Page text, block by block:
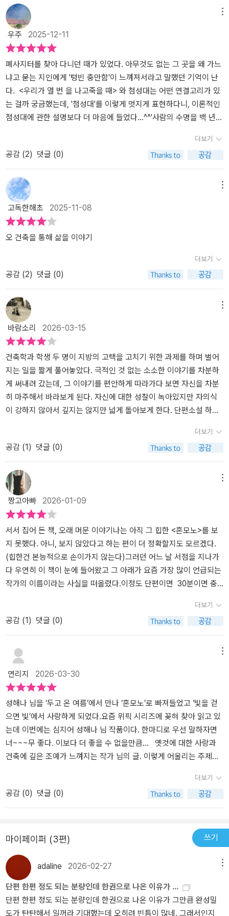
행하는 인물은 또 없었으니 시선이 갈 수 밖에 없었다. 2년 동안 공부
한 자신보다 시선이 잽싸고 날카로운 상대라 궁금증이 차고 넘치지만
선뜻 손내미는게 어려운 재서. 비슷한 듯 다르게 놓여있는 인물이 하
나의 주제를 두고 다르게 보는 관점은 이야기가 시작 될 즈음 부터 나
란히 놓여지고 있다.스캐치업을 하는 과정에서 수작업과 캐드와 3D
프로그램의 대립. 이는 속도전의 차이로도 보여진다. 어딘가 모르게
준비 과정부터 복잡할 수 있는 답답함을 가진 재서와 빠르고 명확한
이본의 차이. 마주한 관점은 그대로 고택으로 시선이 옮겨진다. 고택
의 보수와 재건의 차이. 구조적과 비효율과 안전상의 문제를 제시하
사항과 복원과 보존에 중점을 두라는 교수의 권고를 무시 할 수 없는
재서에겐 현실은 맞지만 실정은 그러지 못하는 심상의 대립도 함께
보여준다. '짓다'는 의미에 우린 여러가지를 덧붙일 수 있다. 대표적인
동사의 개념으로 재료를 들여 지어낼 수 있겠지만, 작고한 정연씨의
부친이 만든 공간을 '깁다'의 방언적 의미인 짓다로 의미를 추가하여
떨어지거나 해어진 곳을 꿰매는 식으로 해석 할 수도 있겠다. 후자가
문 교수가 두 학생에게 바라는 짓다의 속뜻이라 생각을 해봤다.📖그
렇게 시작했는데 막상 해보니까 그 오기가 애정의 동의어 같기도 하
하는 자신과 상대에 대한 다름의 이해. 내 뜻대로 안 될 때는 화도 나
는데 그래도 될때까지 해보면 언젠가 뭐라도 되어 있는게 좋은 이와
아직까지 근본적인 물음에 명확한 답을 내리지 못하고 이마저도 주저
하게되는 이의 시선. ​우리가 열 번을 나고 죽어야 비로소 천 년이 흐른
다는데 둘이 마주한 탑은 그보다 더 긴 세월을 버텨주었으니 흔들리
기도 하고 기울어지는 것의 당연함과 대견함을 이야기하는 해설사님
의 이야기를 떠올려본다. 묵직하게 한 곳에 박혀있는 석축도 갖은 시
련이 오기 마련인데 사람이라고 그러한 휘둘림이 없겠냐는 숨겨진 말
을 찾아내며 건물을 짓는 일 만큼이나 한 사람의 세상을 지어내는 일
이 얼마나 지난한 공이 들었는지 감히 가늠해보게된다. 우리가 열 번
을 나고 죽을 때 비로소 그 공수에 대한 노고를 완벽하게 이해하게 되
겠지.(하루아침에 안다면 얼마나 좋을까!)​
열 번을 나고 죽을 때>는 길이는 짧지만 여운은 긴 소설이다. 이야기
자체는 건축학과 학생인 재서와 이본이 여름방학 동안 수리가 필요한
고택의 설계도를 완성하는 과제를 수행하는 과정인데, 그 안에 건축
에 대한 이야기도 있고 전통에 대한 이야기도 있고 자연에 대한 이야
기도 있고 관계에 대한 이야기도 있어서 다채롭다. 건축을 소재로 한
소설이고 여름이 배경이라는 점에서 마쓰이에 마사시의 소설 <여름
은 오래 그곳에 남아>가 떠오르기도 했다. 경주라는 지역이 가지고
있는 시간성과 공간성이 잘 녹아 있는 작품으로도 오랫동안 기억하게
될 것 같다.
우주 2025-12-11
폐사지터를 찾아 다니던 때가 있었다. 아무것도 없는 그 곳을 왜 가느
냐고 묻는 지인에게 '텅빈 충만함'이 느껴져서라고 말했던 기억이 난
다. <우리가 열 번 을 나고죽을 때> 와 첨성대는 어떤 연결고리가 있
는 걸까 궁금했는데, '첨성대'를 이렇게 멋지게 표현하다니, 이론적인
첨성대에 관한 설명보다 더 마음에 들었다...^^'사람의 수명을 백 년이
니다.참으로 아득한 세월이지요? 이 탑은 그보다 더 긴 세월을 버텨주
었어요. 흔들리기도 하고 기울어지기도 하면서요 대견하지 않습니
까? 재건이나 복원을 거치지 않은 유일한 건축물은 첨성대뿐이라고
부연하며(...)'/88쪽아주아주 짧은 소설이다. '첨성대'를 놓고 이야기
를 만들어 낸. 그런데 건축이 담겨 있고, 세월(시간)이 녹아 있다. '경
주'라는 도시는 경주(競走) 라는 뜻도 품고 있었다는. 과학적인 결과
물로만 첨성대를 바라보지 않는 시선이 좋았고, 건축에 관한 이야기
를 통해 높이높이 낡은 건물을 무조건 사라지게 만드는 것들에 대해
려움은 건축가보다 공간에 정주하는 사람들이 더 잘 알아. 건축이란
건 설계도 안에서만 이뤄지는 게 아니라 항상 그 바깥에서 이뤄지니
까.정면으로 부딪혀야 할 때도 있지만 타협할 때도 있고 경청해야 할
때도 있는 거야'/101쪽첨성대를 이야기하기 위해 건축이란 소재가 이
야기속으로 들어온 듯 하다. 건축에 대해 아는 바가 거의 없는 1人인
데, 얼마전 정말 독특한 카페를 찾았더랬다. 평범함 속에 어떤 특별함
을 만들어낸 외관이라고 해야 할까.. 독특한 건물의 카페라는 지인의
말을 듣고 따라갔다가, 홀딱 반했다. 특별한 기교가 없는 듯한데, 분명
기교가 보이고 낮에 방문할 때와 방문할 때 또 다른 공간.. 카페 실내
로 들어와서도, 밖과 전혀 다른 느낌이라 놀랐던 기억.. 카페 밖의 모
습만 보면, 안의 모습이 어떠한 모습일지 상상할 수 조차 없었다. 그런
데 밖에서 이미 안의 모습까지 그려진 것이 아닐까 싶었다. <우리가
서,첨성대를 찬찬히 올려다 보며 상상을 하고 싶어졌다. 첨성대와 이
야기가 만나 재미난 결과물이 나올수 있다는 사실이 놀라웠다. 이야
기는 얼마나 매력적인 도구인지에 대해 새삼 놀랐다는~^^
더보기
공감 (2) 댓글 (0)
고독한해초 2025-11-08
오 건축을 통해 삶을 이야기
더보기
공감 (2) 댓글 (0)
바람소리 2026-03-15
건축학과 학생 두 명이 지방의 고택을 고치기 위한 과제를 하며 벌어
지는 일을 짧게 풀어놓았다. 극적인 것 없는 소소한 이야기를 차분하
게 써내려 갔는데, 그 이야기를 편안하게 따라가다 보면 자신을 차분
히 마주해서 바라보게 된다. 자신에 대한 성찰이 녹아있지만 자의식
이 강하지 않아서 깊지는 않지만 넓게 돌아보게 한다. 단편소설 하나
더보기
공감 (1) 댓글 (0)
짱고아빠 2026-01-09
서서 집어 든 책, 오래 머문 이야기나는 아직 그 힙한 <혼모노>를 보
지 못했다. 아니, 보지 않았다고 하는 편이 더 정확할지도 모르겠다.
(힙한건 본능적으로 손이가지 않는다)그러던 어느 날 서점을 지나가
다 우연히 이 책이 눈에 들어왔고 그 아래가 요즘 가장 많이 언급되는
작가의 이름이라는 사실을 떠올렸다.이정도 단편이면 30분이면 충
다. 페이지를 넘기다 보니 나는 이미 서점이 아니라 경주 어딘가에 서
있었다.그렇게 나는 <두고 온 여름> 이후, <혼모노>가 아닌 성해나의
다른 계 안으로 들어갔다.너무 잘 아는 도시, 처음 보는 풍경이 소설의
무대는 경주다. 대구 출신인 내게 경주는 지나치게 익숙한 도시다. 수
학여행으로, 가족 나들이로, 짧은 여행으로 여러 번 다녀온 곳.눈을 감
아도 동선이 그려질 만큼 알고 있다고 생각했던 도시다. 그런데 소설
속 경주는 내가 알고 있던 경주가 맞나 싶을 정도로 달랐다.관광지로
서의 경주가 아니라, 누군가의 삶이 오래 머물러온 경주. 잠깐 들렀다
가는 사람이 아니라, 그 자리에 남아 살아온 사람들의 시간으로 이루
어진 경주. 그래서 읽는 동안 나는 계속해서 이들이 서 있는 자리가 어
디쯤일지 가늠하게 되었다. 기억과 시간의 층위로 쌓인 경주. 맞다. 원
래 경주는 그런 도시였다.재건하려는 사람들과, 남겨두려는 마음건축
세계를 바라보는 태도는 극명하게 다르다. 재서는 늘 의심하며 한 걸
음씩 내딛는 사람이고, 이본은 무엇이든 똑 부러지게 해내는 사람이
다. 이 대비는 곧 이 소설이 말하고자 하는 세계의 균열로 이어진다.경
무너져 있고, 구조적으로도 비효율적이다. 재서와 이본의 첫 판단은
명확하다. 주요 구조부를 철근으로 재시공하자. 재건하자. 더 안전하
게, 더 단단하게. 틀린 말은 아니다. 우리가 익숙하게 배워온 정답에
가깝다.하지만 소설은 그 ‘정답’이 얼마나 쉽게 내려진 것인지, 그리고
그 판단이 무엇을 지워버리는 선택인지를 조용히 드러낸다. 재건은
늘 미래를 이야기하지만, 그 과정에서 과거를 너무 쉽게 정리해버린
더보기
공감 (1) 댓글 (0)
연리지 2026-03-30
성해나 님을 ‘두고 온 여름’에서 만나 ‘혼모노’로 빠져들었고 ‘빛을 걷
으면 빛’에서 사랑하게 되었다.요즘 위픽 시리즈에 꽂혀 찾아 읽고 있
는데 이번에는 심지어 성해나 님 작품이다. 한마디로 우선 말하자면
너~~~무 좋다. 이보다 더 좋을 수 없을만큼... 옛것에 대한 사랑과
건축에 깊은 조예가 느껴지는 작가 님의 글. 이렇게 어울리는 주제라
참여하게 되었다. 문 교수는 캐드와 스케치업 같은 3D 프로그램이 일
반화된 시대에 80~90년대에나 유행하던 연필 제도를 고집하는 사람
이다. 한 학기 내내 등고선만 그린 재서는 뜻밖에도 이 수업에서 A플
많고, 확신도 부족한 재서와는 달리 이본은 무엇이든 똑 부러지게 해
내는 우등생이다. 누군가의 숙제인 재서와 모두의 귀감 이본 너무나
다른 두 사람의 과제는 경주의 이백 년 된 낡은 고택을 수리 보수하는
일.두 번의 지진을 겪으며 무너졌던 지붕과 비효율적인 동선, 기둥과
보를 연결하는 접합부의 실금까지……. 집을 고쳐서 다시 쓰기를 원하
는 의뢰인 권정연 씨의 의사와는 달리 두 사람의 의견은 “기둥이랑 보
더보기
공감 (0) 댓글 (0)
마이페이퍼 (3편) 쓰기
adaline 2026-02-27
단편 한편 정도 되는 분량인데 한권으로 나온 이유가 ...
단편 한편 정도 되는 분량인데 한권으로 나온 이유가 그만큼 완성밀
도가 탄탄해서 일꺼라 기대했는데 오히려 빈틈이 많네. 그래서인지